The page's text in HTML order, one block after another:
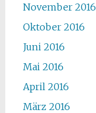
November 2016
Oktober 2016
Juni 2016
Mai 2016
April 2016
März 2016